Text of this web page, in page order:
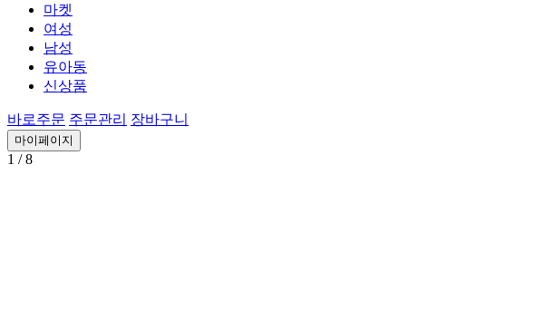
마켓
여성
남성
유아동
신상품
바로주문 주문관리 장바구니
마이페이지
1 / 8